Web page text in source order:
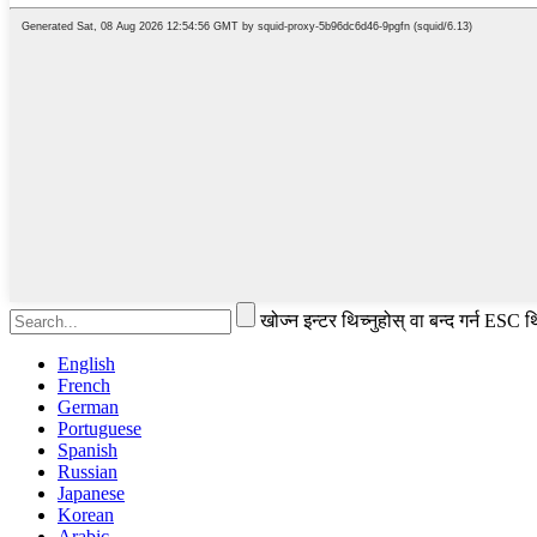
खोज्न इन्टर थिच्नुहोस् वा बन्द गर्न ESC
English
French
German
Portuguese
Spanish
Russian
Japanese
Korean